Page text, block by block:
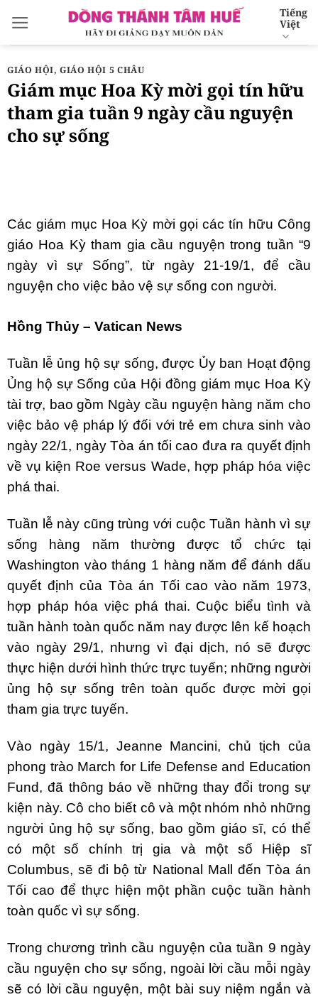
qua
nội
dung
Tiếng
Việt
GIÁO HỘI,GIÁO HỘI 5 CHÂU
Giám mục Hoa Kỳ mời gọi tín hữu
tham gia tuần 9 ngày cầu nguyện
cho sự sống
Các giám mục Hoa Kỳ mời gọi các tín hữu Công
giáo Hoa Kỳ tham gia cầu nguyện trong tuần “9
ngày vì sự Sống”, từ ngày 21-19/1, để cầu
nguyện cho việc bảo vệ sự sống con người.
Hồng Thủy – Vatican News
Tuần lễ ủng hộ sự sống, được Ủy ban Hoạt động
Ủng hộ sự Sống của Hội đồng giám mục Hoa Kỳ
tài trợ, bao gồm Ngày cầu nguyện hàng năm cho
việc bảo vệ pháp lý đối với trẻ em chưa sinh vào
ngày 22/1, ngày Tòa án tối cao đưa ra quyết định
về vụ kiện Roe versus Wade, hợp pháp hóa việc
phá thai.
Tuần lễ này cũng trùng với cuộc Tuần hành vì sự
sống hàng năm thường được tổ chức tại
Washington vào tháng 1 hàng năm để đánh dấu
quyết định của Tòa án Tối cao vào năm 1973,
hợp pháp hóa việc phá thai. Cuộc biểu tình và
tuần hành toàn quốc năm nay được lên kế hoạch
vào ngày 29/1, nhưng vì đại dịch, nó sẽ được
thực hiện dưới hình thức trực tuyến; những người
ủng hộ sự sống trên toàn quốc được mời gọi
tham gia trực tuyến.
Vào ngày 15/1, Jeanne Mancini, chủ tịch của
phong trào March for Life Defense and Education
Fund, đã thông báo về những thay đổi trong sự
kiện này. Cô cho biết cô và một nhóm nhỏ những
người ủng hộ sự sống, bao gồm giáo sĩ, có thể
có một số chính trị gia và một số Hiệp sĩ
Columbus, sẽ đi bộ từ National Mall đến Tòa án
Tối cao để thực hiện một phần cuộc tuần hành
toàn quốc vì sự sống.
Trong chương trình cầu nguyện của tuần 9 ngày
cầu nguyện cho sự sống, ngoài lời cầu mỗi ngày
sẽ có lời cầu nguyện, một bài suy niệm ngắn và